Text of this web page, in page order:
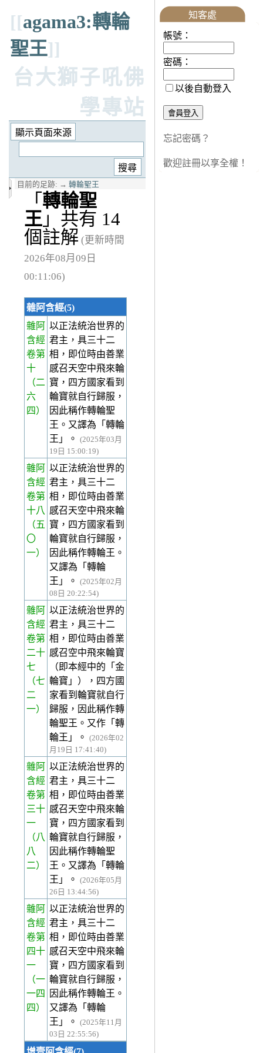
[[agama3:轉輪
聖王]]
台大獅子吼佛
學專站
目前的足跡: → 轉輪聖王
「 轉輪聖
王 」共有 14
個註解 (更新時間
2026年08月09日
00:11:06)
雜阿含經(5)
雜阿
含經
卷第
十
（二
六
四）
以正法統治世界的
君主，具三十二
相，即位時由善業
感召天空中飛來輪
寶，四方國家看到
輪寶就自行歸服，
因此稱作轉輪聖
王。又譯為「轉輪
王」。
(2025年03月
19日 15:00:19)
雜阿
含經
卷第
十八
（五
〇
一）
以正法統治世界的
君主，具三十二
相，即位時由善業
感召天空中飛來輪
寶，四方國家看到
輪寶就自行歸服，
因此稱作轉輪王。
又譯為「轉輪
王」。
(2025年02月
08日 20:22:54)
雜阿
含經
卷第
二十
七
（七
二
一）
以正法統治世界的
君主，具三十二
相，即位時由善業
感召空中飛來輪寶
（即本經中的「金
輪寶」），四方國
家看到輪寶就自行
歸服，因此稱作轉
輪聖王。又作「轉
輪王」。
(2026年02
月19日 17:41:40)
雜阿
含經
卷第
三十
一
（八
八
二）
以正法統治世界的
君主，具三十二
相，即位時由善業
感召天空中飛來輪
寶，四方國家看到
輪寶就自行歸服，
因此稱作轉輪聖
王。又譯為「轉輪
王」。
(2026年05月
26日 13:44:56)
雜阿
含經
卷第
四十
一
（一
一四
四）
以正法統治世界的
君主，具三十二
相，即位時由善業
感召天空中飛來輪
寶，四方國家看到
輪寶就自行歸服，
因此稱作轉輪王。
又譯為「轉輪
王」。
(2025年11月
03日 22:55:56)
知客處
帳號：
密碼：
以後自動登入
忘記密碼？
歡迎註冊以享全權！